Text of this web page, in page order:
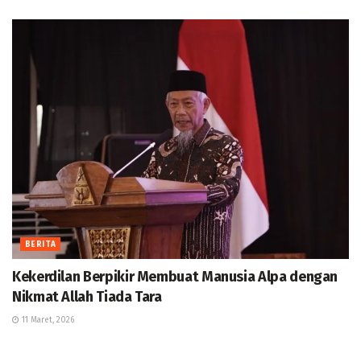
BERITA
Kekerdilan Berpikir Membuat Manusia Alpa dengan
Nikmat Allah Tiada Tara
11 Maret, 2026